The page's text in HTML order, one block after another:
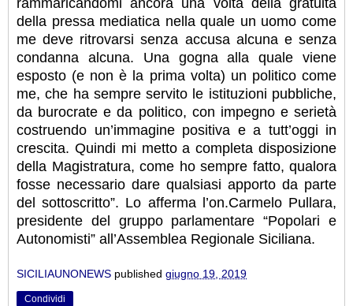
della pressa mediatica nella quale un uomo come
me deve ritrovarsi senza accusa alcuna e senza
condanna alcuna. Una gogna alla quale viene
esposto (e non è la prima volta) un politico come
me, che ha sempre servito le istituzioni pubbliche,
da burocrate e da politico, con impegno e serietà
costruendo un’immagine positiva e a tutt’oggi in
crescita. Quindi mi metto a completa disposizione
della Magistratura, come ho sempre fatto, qualora
fosse necessario dare qualsiasi apporto da parte
del sottoscritto”. Lo afferma l’on.Carmelo Pullara,
presidente del gruppo parlamentare “Popolari e
Autonomisti” all’Assemblea Regionale Siciliana.
SICILIAUNONEWS published giugno 19, 2019
Condividi